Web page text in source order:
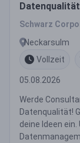
Schwarz
Neckarsulm
Vollzeit
05.08.2026
Werde
Datenqualität!
deine Ideen